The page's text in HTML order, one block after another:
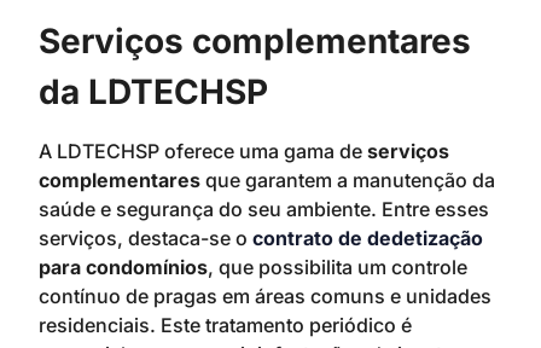
Serviços complementares
da LDTECHSP
A LDTECHSP oferece uma gama de serviços
complementares que garantem a manutenção da
saúde e segurança do seu ambiente. Entre esses
serviços, destaca-se o contrato de dedetização
para condomínios, que possibilita um controle
contínuo de pragas em áreas comuns e unidades
residenciais. Este tratamento periódico é